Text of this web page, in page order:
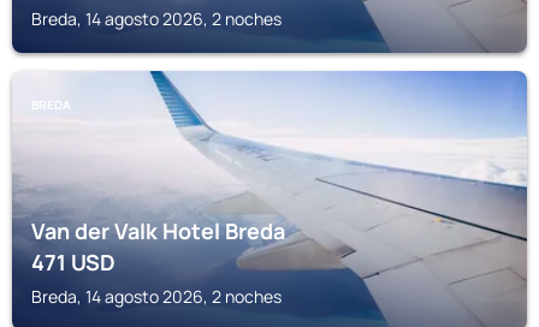
Breda, 14 agosto 2026, 2 noches
BREDA
Van der Valk Hotel Breda
471USD
Breda, 14 agosto 2026, 2 noches